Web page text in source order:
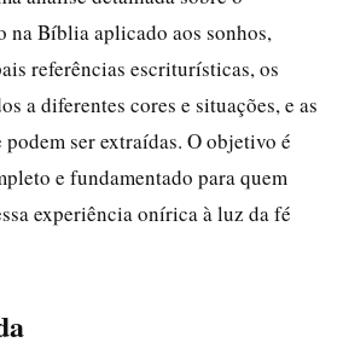
na Bíblia aplicado aos sonhos,
referências escriturísticas, os
a diferentes cores e situações, e as
ser extraídas. O objetivo é
e fundamentado para quem
experiência onírica à luz da fé